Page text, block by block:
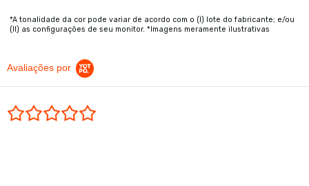
*A tonalidade da cor pode variar de acordo com o (I) lote do fabricante; e/ou
(II) as configurações de seu monitor. *Imagens meramente ilustrativas
Avaliações por